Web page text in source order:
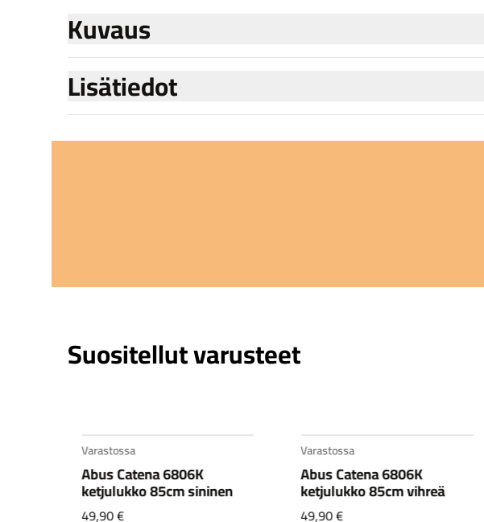
Kuvaus
Lisätiedot
Suositellut varusteet
Varastossa
Abus Catena 6806K
ketjulukko 85cm sininen
49,90€
Varastossa
Abus Catena 6806K
ketjulukko 85cm vihreä
49,90€